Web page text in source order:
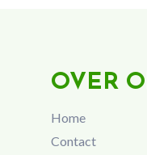
OVER
Home
Contact